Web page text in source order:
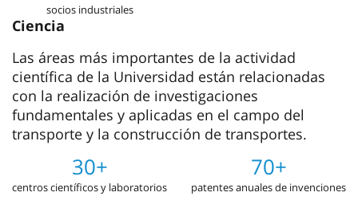
socios industriales
Ciencia
Las áreas más importantes de la actividad
científica de la Universidad están relacionadas
con la realización de investigaciones
fundamentales y aplicadas en el campo del
transporte y la construcción de transportes.
30+
centros científicos y laboratorios
70+
patentes anuales de invenciones